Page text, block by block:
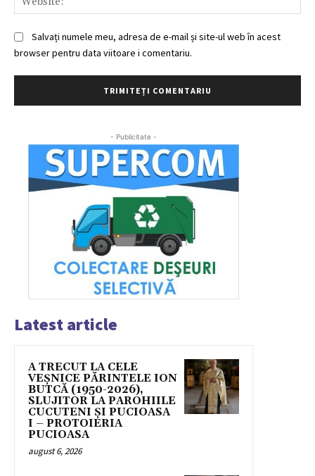
Salvați numele meu, adresa de e-mail și site-ul web în acest
browser pentru data viitoare i comentariu.
- Publicitate -
Latest article
A TRECUT LA CELE
VEȘNICE PĂRINTELE ION
BUTCĂ (1950-2026),
SLUJITOR LA PAROHIILE
CUCUTENI ȘI PUCIOASA
I – PROTOIERIA
PUCIOASA
august 6, 2026